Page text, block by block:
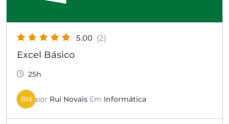
5.00 (2)
Excel Básico
25h
RN por Rui Novais Em Informática